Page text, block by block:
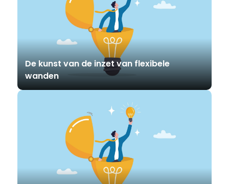
De kunst van de inzet van flexibele
wanden